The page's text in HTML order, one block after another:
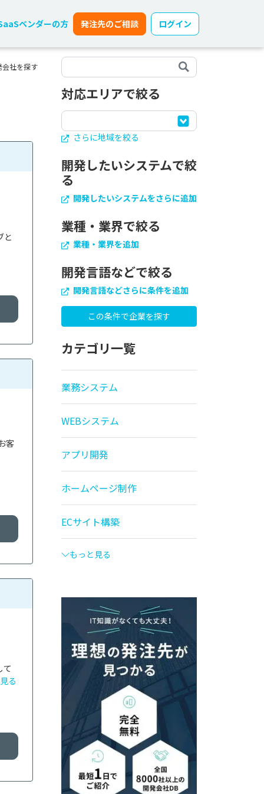
ベンダーの方 発注先のご相談 ログイン
会社を探す
と
客
て
る
対応エリアで絞る
さらに地域を絞る
開発したいシステムで絞
る
開発したいシステムをさらに追加
業種・業界で絞る
業種・業界を追加
開発言語などで絞る
開発言語などさらに条件を追加
カテゴリ一覧
業務システム
WEBシステム
アプリ開発
ホームページ制作
ECサイト構築
もっと見る